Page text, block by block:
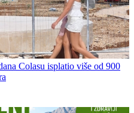
Colasu isplatio više od 900